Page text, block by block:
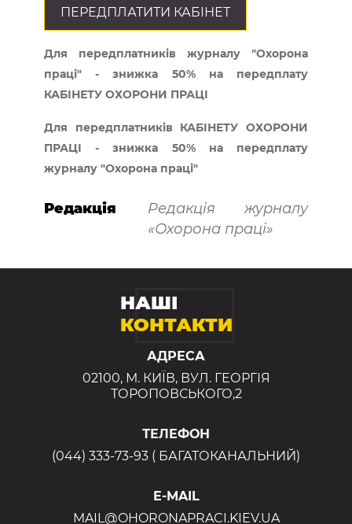
ПЕРЕДПЛАТИТИ КАБІНЕТ
Для передплатників журналу "Охорона
праці" - знижка 50% на передплату
КАБІНЕТУ ОХОРОНИ ПРАЦІ
Для передплатників КАБІНЕТУ ОХОРОНИ
ПРАЦІ - знижка 50% на передплату
журналу "Охорона праці"
Редакція
Редакція журналу
«Охорона праці»
НАШІ
КОНТАКТИ
АДРЕСА
02100, М. КИЇВ, ВУЛ. ГЕОРГІЯ
ТОРОПОВСЬКОГО,2
ТЕЛЕФОН
(044) 333-73-93 ( БАГАТОКАНАЛЬНИЙ)
E-MAIL
MAIL@OHORONAPRACI.KIEV.UA